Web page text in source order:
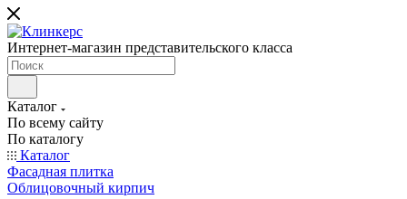
Интернет-магазин представительского класса
Каталог
По всему сайту
По каталогу
Каталог
Фасадная плитка
Облицовочный кирпич